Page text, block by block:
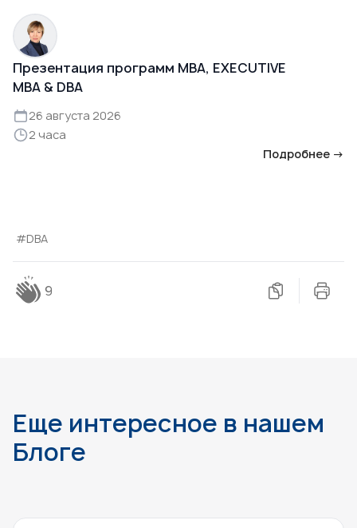
Презентация программ MBA, EXECUTIVE
MBA & DBA
26 августа 2026
2 часа
Подробнее →
#DBA
9
Еще интересное в нашем
Блоге